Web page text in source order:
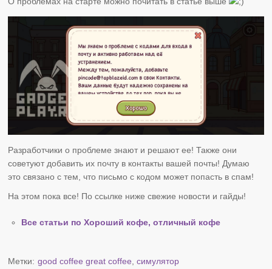
Разработчики о проблеме знают и решают ее! Также они
советуют добавить их почту в контакты вашей почты! Думаю
это связано с тем, что письмо с кодом может попасть в спам!
На этом пока все! По ссылке ниже свежие новости и гайды!
Все статьи по Хороший кофе, отличный кофе
Метки: good coffee great coffee ,симулятор